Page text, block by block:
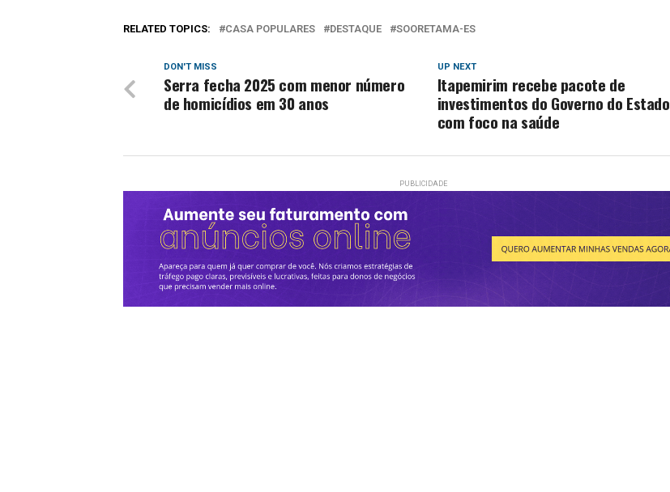
RELATED TOPICS: CASA POPULARES DESTAQUE SOORETAMA-ES
UP NEXT
Itapemirim recebe pacote de
investimentos do Governo do Estado
com foco na saúde
DON'T MISS
Serra fecha 2025 com menor número
de homicídios em 30 anos